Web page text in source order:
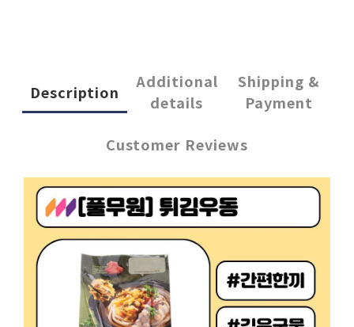
Description
Additional
details
Shipping &
Payment
Customer Reviews